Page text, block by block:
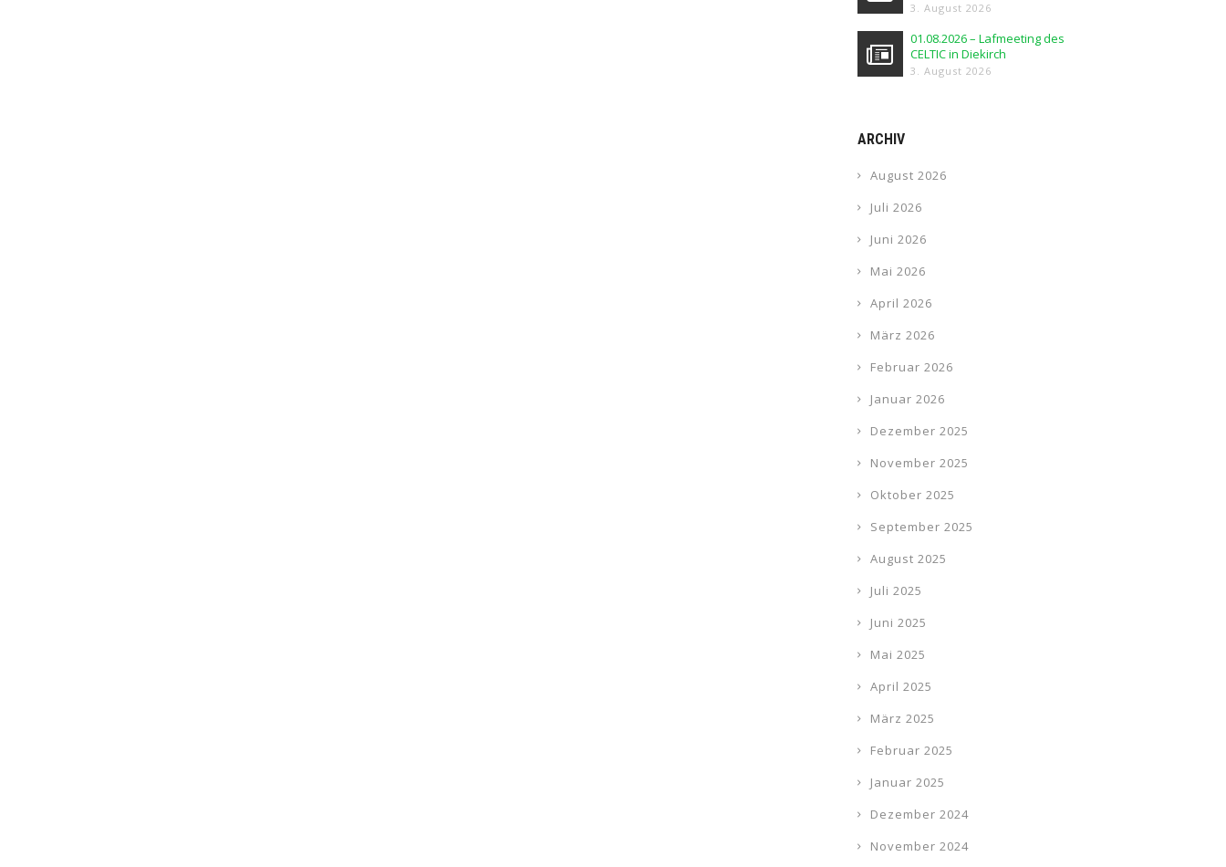
3. August 2026
01.08.2026 – Lafmeeting des
CELTIC in Diekirch
3. August 2026
ARCHIV
August 2026
Juli 2026
Juni 2026
Mai 2026
April 2026
März 2026
Februar 2026
Januar 2026
Dezember 2025
November 2025
Oktober 2025
September 2025
August 2025
Juli 2025
Juni 2025
Mai 2025
April 2025
März 2025
Februar 2025
Januar 2025
Dezember 2024
November 2024